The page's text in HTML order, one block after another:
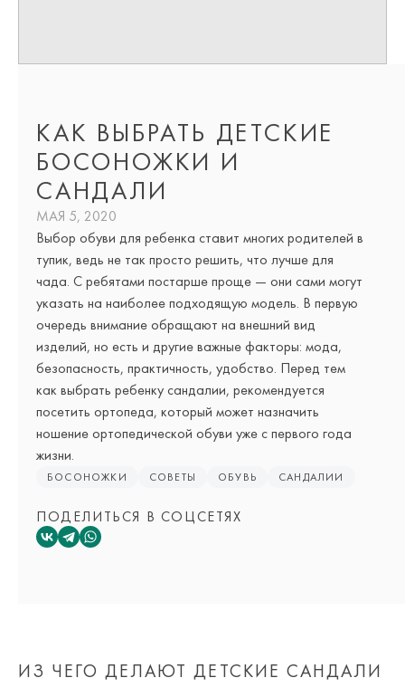
КАК ВЫБРАТЬ ДЕТСКИЕ
БОСОНОЖКИ И
САНДАЛИ
МАЯ 5, 2020
Выбор обуви для ребенка ставит многих родителей в
тупик, ведь не так просто решить, что лучше для
чада. С ребятами постарше проще — они сами могут
указать на наиболее подходящую модель. В первую
очередь внимание обращают на внешний вид
изделий, но есть и другие важные факторы: мода,
безопасность, практичность, удобство. Перед тем
как выбрать ребенку сандалии, рекомендуется
посетить ортопеда, который может назначить
ношение ортопедической обуви уже с первого года
жизни.
БОСОНОЖКИ СОВЕТЫ ОБУВЬ САНДАЛИИ
ПОДЕЛИТЬСЯ В СОЦСЕТЯХ
ИЗ ЧЕГО ДЕЛАЮТ ДЕТСКИЕ САНДАЛИ